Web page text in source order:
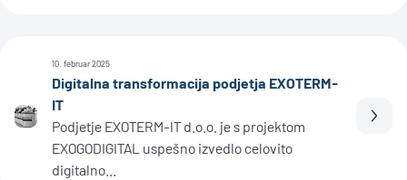
10. februar 2025
Digitalna transformacija podjetja EXOTERM-
IT
Podjetje EXOTERM-IT d.o.o. je s projektom
EXOGODIGITAL uspešno izvedlo celovito
digitalno...